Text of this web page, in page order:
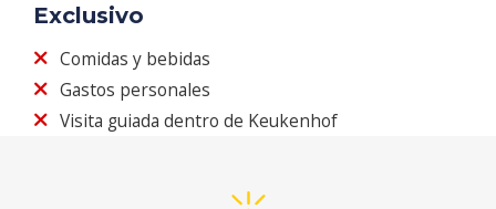
Exclusivo
Comidas y bebidas
Gastos personales
Visita guiada dentro de Keukenhof